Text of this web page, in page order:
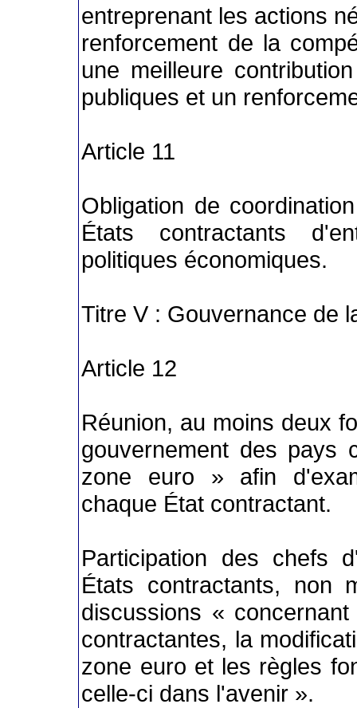
entreprenant les actions
renforcement de la
une meilleure
publiques et un
Article 11
Obligation de
États contractants
politiques économiques.
Titre V : Gouvernance de
Article 12
Réunion, au moins deux
gouvernement des pays
zone euro » afin
chaque État contractant.
Participation des chefs
États contractants, non
discussions «
contractantes, la
zone euro et les règles
celle-ci dans l'avenir ».